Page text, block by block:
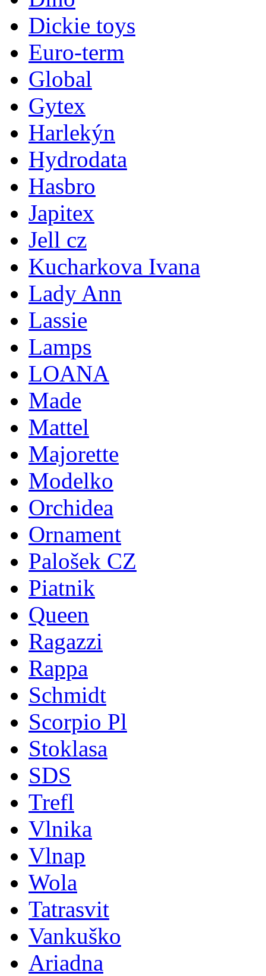
Dickie toys
Euro-term
Global
Gytex
Harlekýn
Hydrodata
Hasbro
Japitex
Jell cz
Kucharkova Ivana
Lady Ann
Lassie
Lamps
LOANA
Made
Mattel
Majorette
Modelko
Orchidea
Ornament
Palošek CZ
Piatnik
Queen
Ragazzi
Rappa
Schmidt
Scorpio Pl
Stoklasa
SDS
Trefl
Vlnika
Vlnap
Wola
Tatrasvit
Vankuško
Ariadna